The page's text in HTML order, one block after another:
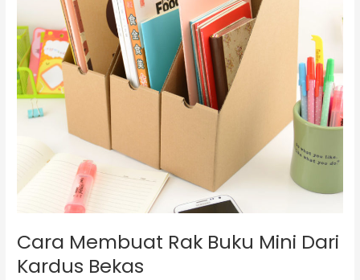
Cara Membuat Rak Buku Mini Dari
Kardus Bekas
Bekas